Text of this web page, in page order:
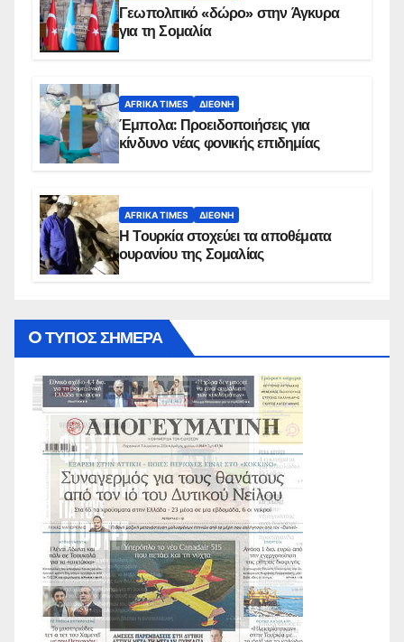
Γεωπολιτικό «δώρο» στην Άγκυρα
για τη Σομαλία
AFRIKA TIMES ΔΙΕΘΝΉ
Έμπολα: Προειδοποιήσεις για
κίνδυνο νέας φονικής επιδημίας
AFRIKA TIMES ΔΙΕΘΝΉ
Η Τουρκία στοχεύει τα αποθέματα
ουρανίου της Σομαλίας
O ΤΥΠΟΣ ΣΗΜΕΡΑ